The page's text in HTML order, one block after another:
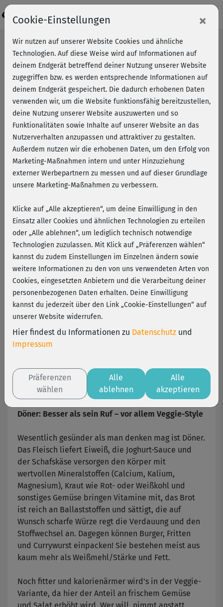
Gesundes Fastfood – schnell
und lecker
Der Pizzaservice liefert heiß und billig, die
Burgerschieber braten, was das Zeug hält, der
Bubble Tea perlt und zuckert – schnelle Sättigung
in einer schnelllebigen Zeit. Doch es geht auch
anders: mit gesundem Fastfood, das schmeckt und
lange vorhält!
Wer sich gesund ernähren will, aber keine Zeit für
und eine fitte Ernährung schließen sich nicht aus,
wenn man mit Köpfchen isst.
Döner: Besser als sein Ruf – vor allem Veggie-Style
Wesentlich gesünder als man denken mag ist Döner.
Das Fleisch liefert Eiweiß, die Joghurt-Sauce und
der Schafskäse versorgen den Körper mit
wertvollen Mineralstoffen (Calcium, Kalium,
Magnesium), Kraut wie Rot- oder Weißkohl und
sonstiges Gemüse bringen Vitamine mit, das Brot
ist reich an Ballaststoffen und sättigt, die auf
Wunsch scharfe Würze regt die Verdauung und den
Stoffwechsel an. Dagegen können Burger, Fritten
und Currywurst einpacken! Sie bestehen meist aus
kaum mehr als Weißmehl/Stärke und Fett.
Noch fitter und kalorienärmer wird's in der Veggie-
Variante, da hier der Anteil an frischem Gemüse
und Salat erhöht wird. Wer will, nimmt anstatt
Cookie-Einstellungen ×
Wir nutzen auf unserer Website Cookies und ähnliche
Technologien. Auf diese Weise wird auf Informationen auf
deinem Endgerät betreffend deiner Nutzung unserer Website
zugegriffen bzw. es werden entsprechende Informationen auf
deinem Endgerät gespeichert. Die dadurch erhobenen Daten
verwenden wir, um die Website funktionsfähig bereitzustellen,
deine Nutzung unserer Website auszuwerten und so
Funktionalitäten sowie Inhalte auf unserer Website an das
Nutzerverhalten anzupassen und attraktiver zu gestalten.
Außerdem nutzen wir die erhobenen Daten, um den Erfolg von
Marketing-Maßnahmen intern und unter Hinzuziehung
externer Werbepartnern zu messen und auf dieser Grundlage
unsere Marketing-Maßnahmen zu verbessern.
Klicke auf „Alle akzeptieren“, um deine Einwilligung in den
Einsatz aller Cookies und ähnlichen Technologien zu erteilen
oder „Alle ablehnen“, um lediglich technisch notwendige
Technologien zuzulassen. Mit Klick auf „Präferenzen wählen“
kannst du zudem Einstellungen im Einzelnen ändern sowie
weitere Informationen zu den von uns verwendeten Arten von
Cookies, eingesetzten Anbietern und die Verarbeitung deiner
personenbezogenen Daten erhalten. Deine Einwilligung
kannst du jederzeit über den Link „Cookie-Einstellungen“ auf
unserer Website widerrufen.
Hier findest du Informationen zu Datenschutz und
Impressum
Präferenzen
wählen
Alle
ablehnen
Alle
akzeptieren